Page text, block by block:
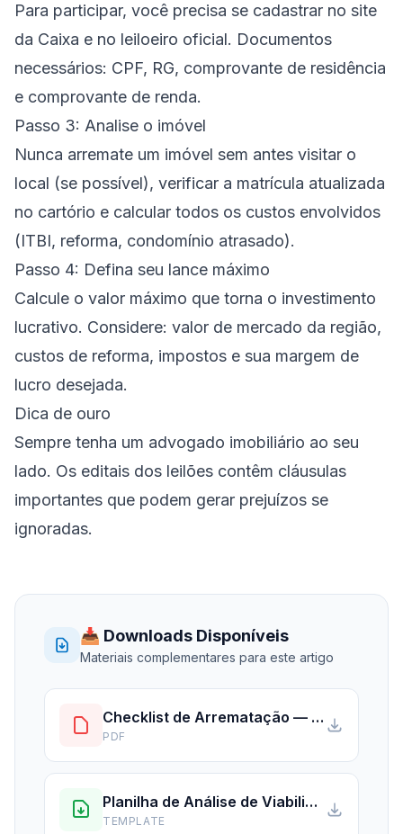
Para participar, você precisa se cadastrar no site
da Caixa e no leiloeiro oficial. Documentos
necessários: CPF, RG, comprovante de residência
e comprovante de renda.
Passo 3: Analise o imóvel
Nunca arremate um imóvel sem antes visitar o
local (se possível), verificar a matrícula atualizada
no cartório e calcular todos os custos envolvidos
(ITBI, reforma, condomínio atrasado).
Passo 4: Defina seu lance máximo
Calcule o valor máximo que torna o investimento
lucrativo. Considere: valor de mercado da região,
custos de reforma, impostos e sua margem de
lucro desejada.
Dica de ouro
Sempre tenha um advogado imobiliário ao seu
lado. Os editais dos leilões contêm cláusulas
importantes que podem gerar prejuízos se
ignoradas.
📥 Downloads Disponíveis
Materiais complementares para este artigo
Checklist de Arrematação — PDF
PDF
Planilha de Análise de Viabilidade
TEMPLATE